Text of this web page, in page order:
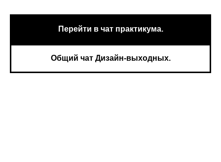
Перейти в чат практикума.
Общий чат Дизайн-выходных.